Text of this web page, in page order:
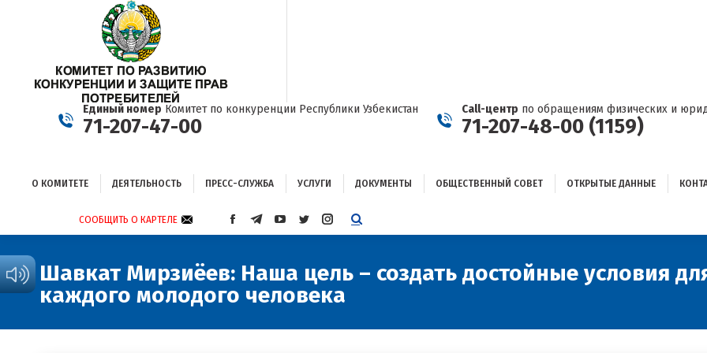
Единый номер Комитет по конкуренции Республики Узбекистан
71-207-47-00
Call-центр по обращениям физических и
71-207-48-00 (1159)
О КОМИТЕТЕ ДЕЯТЕЛЬНОСТЬ ПРЕСС-СЛУЖБА УСЛУГИ ДОКУМЕНТЫ ОБЩЕСТВЕННЫЙ СОВЕТ ОТКРЫТЫЕ ДАННЫЕ
СООБЩИТЬ О КАРТЕЛЕ
СТРАНИЦА
В
НОВОМ
ОКНЕ
СТРАНИЦА
В
НОВОМ
ОКНЕ
СТРАНИЦА
В
НОВОМ
ОКНЕ
СТРАНИЦА
НОВОМ
ОКНЕ
СТРАНИЦА
В
НОВОМ
ОКНЕ
Шавкат Мирзиёев: Наша цель – создать достойные условия
каждого молодого человека
О КОМИТЕТЕ ДЕЯТЕЛЬНОСТЬ